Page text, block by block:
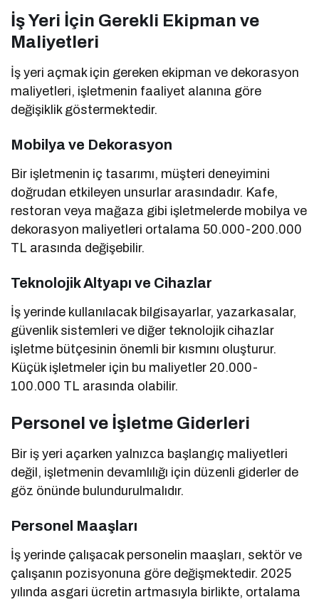
İş Yeri İçin Gerekli Ekipman ve
Maliyetleri
İş yeri açmak için gereken ekipman ve dekorasyon
maliyetleri, işletmenin faaliyet alanına göre
değişiklik göstermektedir.
Mobilya ve Dekorasyon
Bir işletmenin iç tasarımı, müşteri deneyimini
doğrudan etkileyen unsurlar arasındadır. Kafe,
restoran veya mağaza gibi işletmelerde mobilya ve
dekorasyon maliyetleri ortalama 50.000-200.000
TL arasında değişebilir.
Teknolojik Altyapı ve Cihazlar
İş yerinde kullanılacak bilgisayarlar, yazarkasalar,
güvenlik sistemleri ve diğer teknolojik cihazlar
işletme bütçesinin önemli bir kısmını oluşturur.
Küçük işletmeler için bu maliyetler 20.000-
100.000 TL arasında olabilir.
Personel ve İşletme Giderleri
Bir iş yeri açarken yalnızca başlangıç maliyetleri
değil, işletmenin devamlılığı için düzenli giderler de
göz önünde bulundurulmalıdır.
Personel Maaşları
İş yerinde çalışacak personelin maaşları, sektör ve
çalışanın pozisyonuna göre değişmektedir. 2025
yılında asgari ücretin artmasıyla birlikte, ortalama